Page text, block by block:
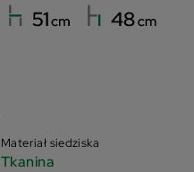
Materiał siedziska
Tkanina